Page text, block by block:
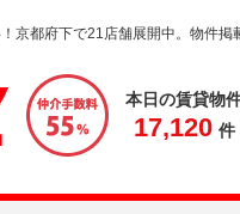
京都府下で21店舗展開中。物件掲
本日の賃貸物
17,120 件